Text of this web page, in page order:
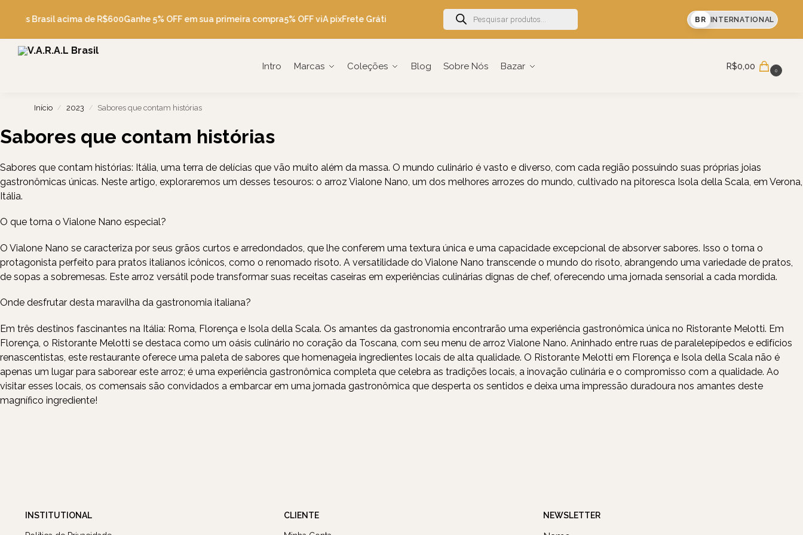
Grátis Brasil acima de R$600Ganhe 5% OFF em sua primeira compra5% OFF viA pixFrete Grátis Brasil acima de R$600Ganhe 5% OFF em sua primeira compra BR INTERNATIONAL
Intro Marcas Coleções Blog Sobre Nós Bazar
Pesquise
R$0,00 0
Início / 2023 / Sabores que contam histórias
Sabores que contam histórias
Sabores que contam histórias: Itália, uma terra de delícias que vão muito além da massa. O mundo culinário é vasto e diverso, com cada região possuindo suas próprias joias
gastronômicas únicas. Neste artigo, exploraremos um desses tesouros: o arroz Vialone Nano, um dos melhores arrozes do mundo, cultivado na pitoresca Isola della Scala, em Verona,
Itália.
O que torna o Vialone Nano especial?
O Vialone Nano se caracteriza por seus grãos curtos e arredondados, que lhe conferem uma textura única e uma capacidade excepcional de absorver sabores. Isso o torna o
protagonista perfeito para pratos italianos icônicos, como o renomado risoto. A versatilidade do Vialone Nano transcende o mundo do risoto, abrangendo uma variedade de pratos,
de sopas a sobremesas. Este arroz versátil pode transformar suas receitas caseiras em experiências culinárias dignas de chef, oferecendo uma jornada sensorial a cada mordida.
Onde desfrutar desta maravilha da gastronomia italiana?
Em três destinos fascinantes na Itália: Roma, Florença e Isola della Scala. Os amantes da gastronomia encontrarão uma experiência gastronômica única no Ristorante Melotti. Em
Florença, o Ristorante Melotti se destaca como um oásis culinário no coração da Toscana, com seu menu de arroz Vialone Nano. Aninhado entre ruas de paralelepípedos e edifícios
renascentistas, este restaurante oferece uma paleta de sabores que homenageia ingredientes locais de alta qualidade. O Ristorante Melotti em Florença e Isola della Scala não é
apenas um lugar para saborear este arroz; é uma experiência gastronômica completa que celebra as tradições locais, a inovação culinária e o compromisso com a qualidade. Ao
visitar esses locais, os comensais são convidados a embarcar em uma jornada gastronômica que desperta os sentidos e deixa uma impressão duradoura nos amantes deste
magnífico ingrediente!
INSTITUTIONAL CLIENTE NEWSLETTER